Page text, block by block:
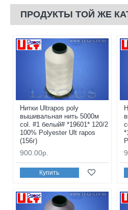
ПРОДУКТЫ ТОЙ ЖЕ
Нитки Ultrapos poly
вышивальная нить 5000м
col. #1 белый# *19601* 120/2
100% Polyester Ult rapos
(156г)
900.00р.
Купить